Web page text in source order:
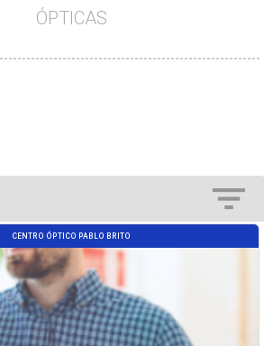
ÓPTICAS
CENTRO ÓPTICO PABLO BRITO